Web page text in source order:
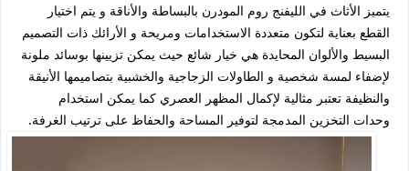
يتميز الأثاث في الليفنج روم المودرن بالبساطة والأناقة و يتم اختيار
القطع بعناية لتكون متعددة الاستخدامات ومريحة و الأرائك ذات التصميم
البسيط والألوان المحايدة هي خيار شائع حيث يمكن تزيينها بوسائد ملونة
لإضفاء لمسة شخصية و الطاولات الزجاجية والخشبية بتصاميمها الأنيقة
والنظيفة تعتبر مثالية لإكمال المظهر العصري كما يمكن استخدام
وحدات التخزين المدمجة لتوفير المساحة والحفاظ على ترتيب الغرفة.